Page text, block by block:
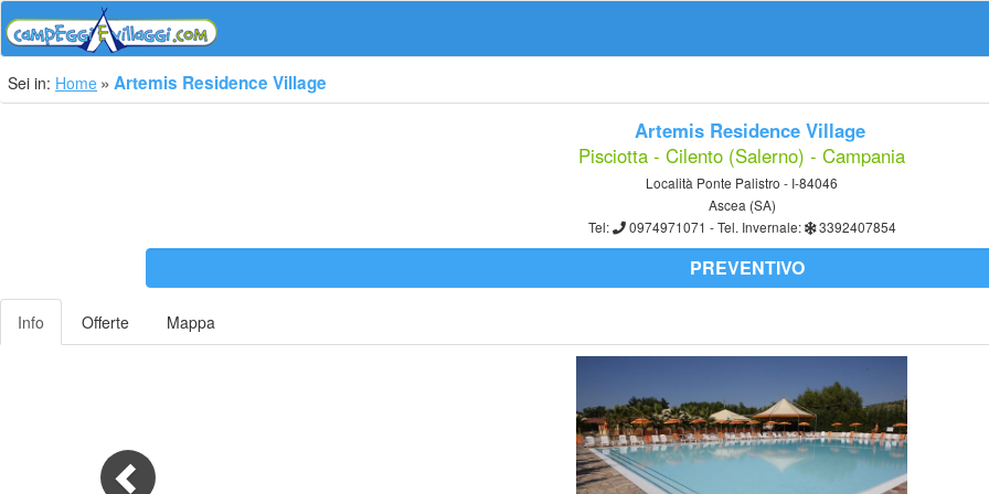
Sei in: Home Artemis Residence Village
Artemis Residence Village
Pisciotta - Cilento (Salerno) - Campania
Località Ponte Palistro - I-84046
Ascea (SA)
Tel:
0974971071 - Tel. Invernale: 3392407854
PREVENTIVO
Info Offerte Mappa